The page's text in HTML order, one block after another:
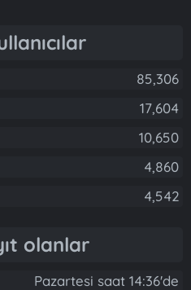
85,306
17,604
10,650
4,860
4,542
olanlar
Pazartesi saat 14:36'de